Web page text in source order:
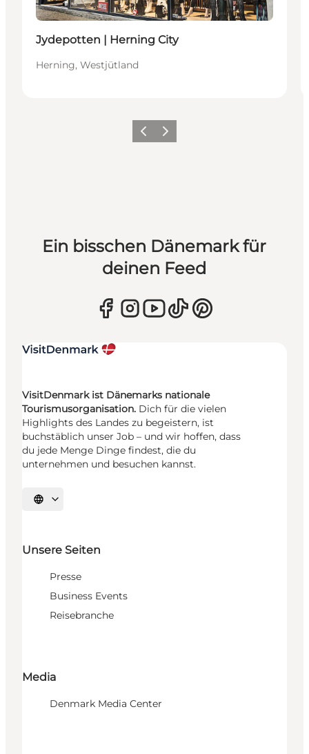
Jydepotten | Herning City
Herning, Westjütland
ZurückWeiter
Ein bisschen Dänemark für
deinen Feed
VisitDenmark ist Dänemarks nationale
Tourismusorganisation. Dich für die vielen
Highlights des Landes zu begeistern, ist
buchstäblich unser Job – und wir hoffen, dass
du jede Menge Dinge findest, die du
unternehmen und besuchen kannst.
Sprache auswählen
Unsere Seiten
Presse
Business Events
Reisebranche
Media
Denmark Media Center